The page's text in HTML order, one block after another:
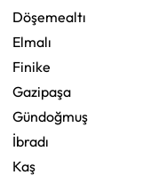
Döşemealtı
Elmalı
Finike
Gazipaşa
Gündoğmuş
İbradı
Kaş